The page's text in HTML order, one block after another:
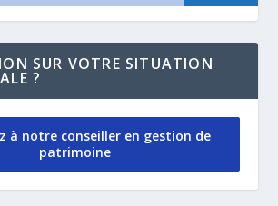
SUR VOTRE SITUATION
?
à notre conseiller en gestion de
patrimoine